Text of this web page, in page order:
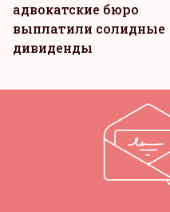
адвокатские бюро
выплатили солидные
дивиденды